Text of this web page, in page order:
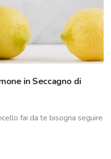
in Seccagno di
fai da te bisogna seguire